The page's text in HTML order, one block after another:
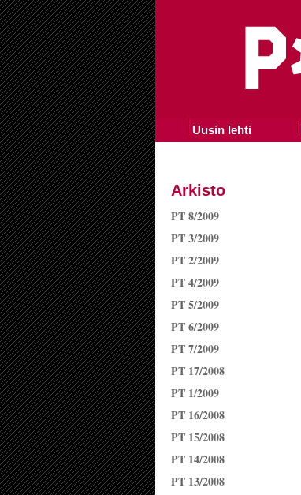
Uusin lehti
Arkisto
PT 8/2009
PT 3/2009
PT 2/2009
PT 4/2009
PT 5/2009
PT 6/2009
PT 7/2009
PT 17/2008
PT 1/2009
PT 16/2008
PT 15/2008
PT 14/2008
PT 13/2008